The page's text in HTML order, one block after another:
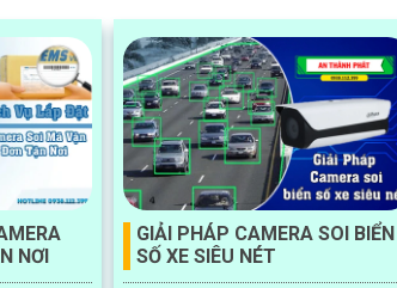
NƠI
GIẢI PHÁP CAMERA SOI BIỂN
SỐ XE SIÊU NÉT